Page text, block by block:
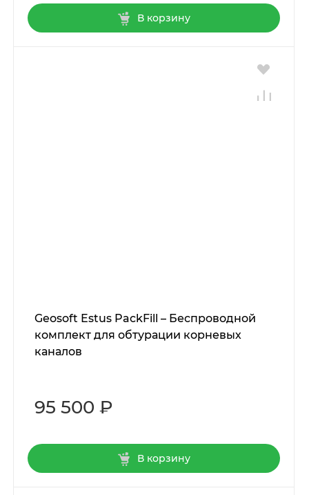
В корзину
Geosoft Estus PackFill – Беспроводной
комплект для обтурации корневых
каналов
95 500 ₽
В корзину